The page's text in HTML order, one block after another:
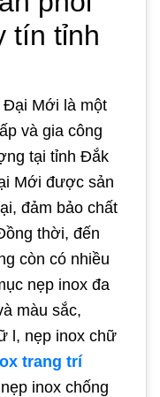
tín tỉnh
Đại Mới là một
và gia công
tại tỉnh Đắk
Mới được sản
đảm bảo chất
thời, đến
còn có nhiều
nẹp inox đa
màu sắc,
l, nẹp inox chữ
trang trí
inox chống